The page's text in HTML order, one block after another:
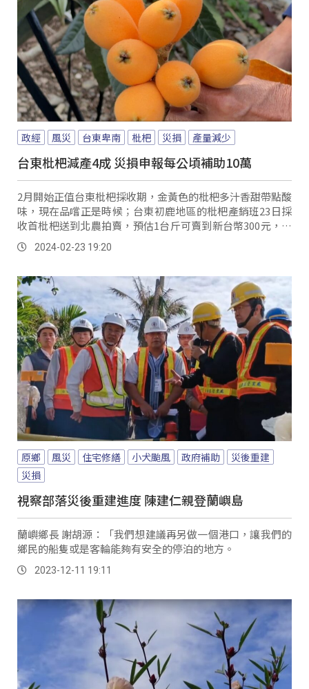
政經 風災 台東卑南 枇杷 災損 產量減少
台東枇杷減產4成 災損申報每公頃補助10萬
2月開始正值台東枇杷採收期，金黃色的枇杷多汁香甜帶點酸
味，現在品嚐正是時候；台東初鹿地區的枇杷產銷班23日採
收首枇杷送到北農拍賣，預估1台斤可賣到新台幣300元，比
往年的價錢還好。
2024-02-23 19:20
原鄉 風災 住宅修繕 小犬颱風 政府補助
災後重建
災損
視察部落災後重建進度 陳建仁親登蘭嶼島
蘭嶼鄉長 謝胡源：「我們想建議再另做一個港口，讓我們的
鄉民的船隻或是客輪能夠有安全的停泊的地方。
2023-12-11 19:11